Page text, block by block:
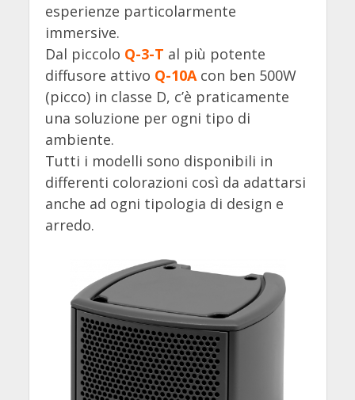
esperienze particolarmente
immersive.
Dal piccolo Q-3-T al più potente
diffusore attivo Q-10Acon ben 500W
(picco) in classe D, c’è praticamente
una soluzione per ogni tipo di
ambiente.
Tutti i modelli sono disponibili in
differenti colorazioni così da adattarsi
anche ad ogni tipologia di design e
arredo.